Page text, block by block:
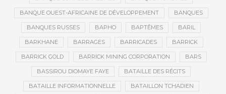
BANQUE OUEST-AFRICAINE DE DÉVELOPPEMENT BANQUES
BANQUES RUSSES BAPHO BAPTÊMES BARIL
BARKHANE BARRAGES BARRICADES BARRICK
BARRICK GOLD BARRICK MINING CORPORATION BARS
BASSIROU DIOMAYE FAYE BATAILLE DES RÉCITS
BATAILLE INFORMATIONNELLE BATAILLON TCHADIEN